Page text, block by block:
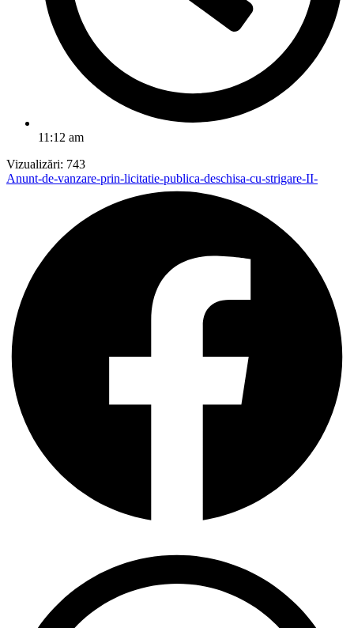
11:12 am
Vizualizări: 743
Anunt-de-vanzare-prin-licitatie-publica-deschisa-cu-strigare-II-